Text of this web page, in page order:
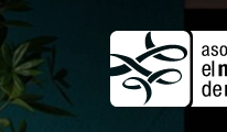
Skip
to
main
content